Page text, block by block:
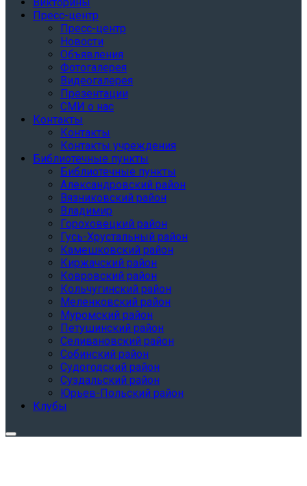
Викторины
Пресс-центр
Пресс-центр
Новости
Объявления
Фотогалерея
Видеогалерея
Презентации
СМИ о нас
Контакты
Контакты
Контакты учреждения
Библиотечные пункты
Библиотечные пункты
Александровский район
Вязниковский район
Владимир
Гороховецкий район
Гусь-Хрустальный район
Камешковский район
Киржачский район
Ковровский район
Кольчугинский район
Меленковский район
Муромский район
Петушинский район
Селивановский район
Собинский район
Судогодский район
Суздальский район
Юрьев-Польский район
Клубы